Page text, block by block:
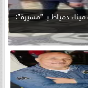
دمياط بـ ”مسيرة”: